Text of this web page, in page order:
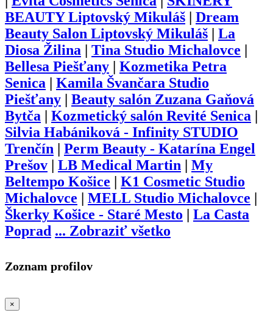
BEAUTY Liptovský Mikuláš
Dream
Beauty Salon Liptovský Mikuláš
La
Diosa Žilina
Tina Studio Michalovce
Bellesa Piešťany
Kozmetika Petra
Senica
Kamila Švančara Studio
Piešťany
Beauty salón Zuzana Gaňová
Bytča
Kozmetický salón Revité Senica
Silvia Habániková - Infinity STUDIO
Trenčín
Perm Beauty - Katarína Engel
Prešov
LB Medical Martin
My
Beltempo Košice
K1 Cosmetic Studio
Michalovce
MELL Studio Michalovce
Škerky Košice - Staré Mesto
La Casta
Poprad ... Zobraziť všetko
Zoznam profilov
×